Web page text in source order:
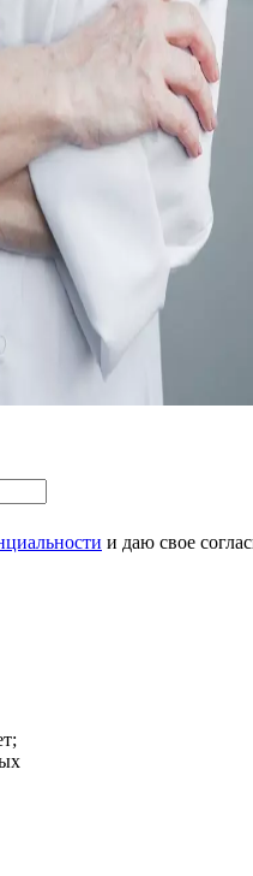
и даю свое